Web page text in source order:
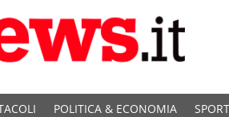
POLITICA & ECONOMIA SPORT